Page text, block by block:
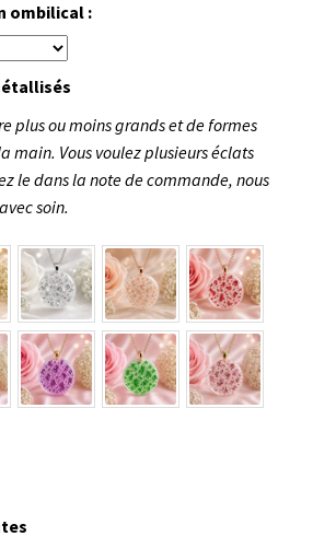
ombilical :
plus ou moins grands et de formes
main. Vous voulez plusieurs éclats
le dans la note de commande, nous
soin.